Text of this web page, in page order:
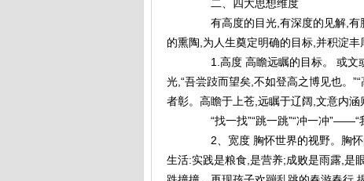
二、四大思想维度
有高度的目光,有深度的见解,有
的熏陶,为人生奠定明确的目标,并积淀丰
1.高度 高瞻远瞩的目标。 或文或
光,“吾尝跂而望矣,不如登高之博见也。
者彰。高瞻于上苍,远瞩于辽阔,文意内涵
“找一找”“跳一跳”“冲一冲”——“
2、宽度 胸怀世界的视野。胸怀
生活:实践是粮食,是营养;成败是雨露,是